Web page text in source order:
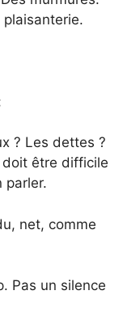
? Les dettes ?
doit être difficile
parler.
net, comme
Pas un silence